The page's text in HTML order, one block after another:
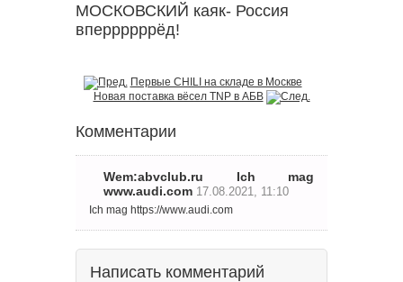
МОСКОВСКИЙ каяк- Россия
вперрррррёд!
Первые CHILI на складе в Москве
Новая поставка вёсел TNP в АБВ
Комментарии
Wem:abvclub.ru Ich mag
www.audi.com 17.08.2021, 11:10
Ich mag https://www.audi.com
Написать комментарий